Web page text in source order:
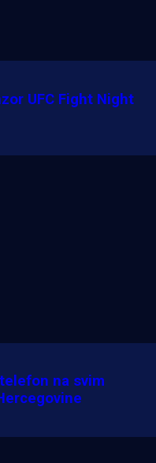
UFC Fight Night
na svim